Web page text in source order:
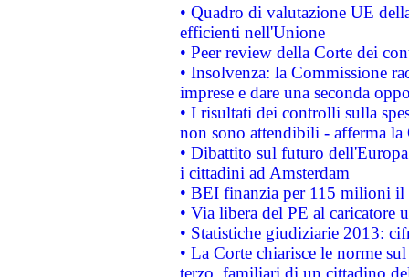
• Quadro di valutazione UE
efficienti nell'Unione
• Peer review della Corte dei
• Insolvenza: la Commissione
imprese e dare una seconda
• I risultati dei controlli sulla
non sono attendibili - afferma la
• Dibattito sul futuro
i cittadini ad Amsterdam
• BEI finanzia per 115 milioni
• Via libera del PE al caricatore
• Statistiche giudiziarie 2013:
• La Corte chiarisce le norme
terzo, familiari di un cittadino